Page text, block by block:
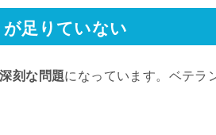
足りていない
刻な問題になっています。ベテラ